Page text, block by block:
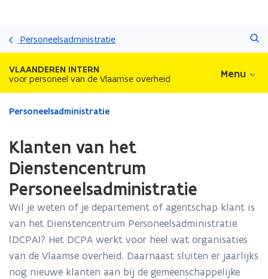
inhoud
Personeelsadministratie
VLAANDEREN INTERN
voor personeel van de Vlaamse overheid Menu
Gedaan
bevindt
zich
op:
Klanten
van
het
Dienstencentrum
Personeelsadministratie
Personeelsadministratie
Klanten van het
Dienstencentrum
Personeelsadministratie
Wil je weten of je departement of agentschap klant is
van het Dienstencentrum Personeelsadministratie
(DCPA)? Het DCPA werkt voor heel wat organisaties
van de Vlaamse overheid. Daarnaast sluiten er jaarlijks
nog nieuwe klanten aan bij de gemeenschappelijke